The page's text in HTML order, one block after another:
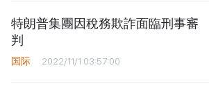
特朗普集團因稅務欺詐面臨刑事審
判
国际 2022/11/1 03:57:00